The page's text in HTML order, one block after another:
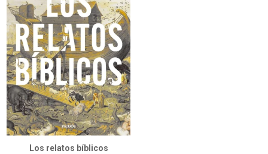
Los relatos bíblicos